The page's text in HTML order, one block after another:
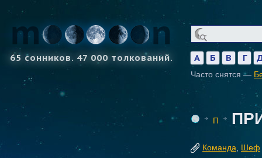
65 сонников. 47 000 толкований. А Б В Г
Часто снятся —
П
Команда Шеф